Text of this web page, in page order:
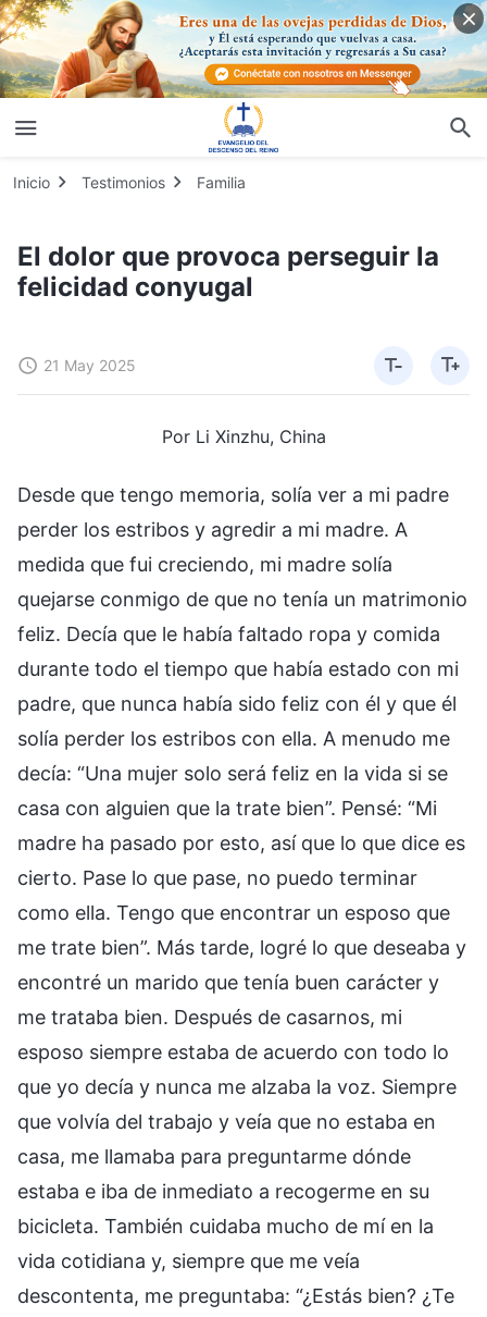
Inicio Testimonios Familia
El dolor que provoca perseguir la
felicidad conyugal
21 May 2025
Por Li Xinzhu, China
Desde que tengo memoria, solía ver a mi padre
perder los estribos y agredir a mi madre. A
medida que fui creciendo, mi madre solía
quejarse conmigo de que no tenía un matrimonio
feliz. Decía que le había faltado ropa y comida
durante todo el tiempo que había estado con mi
padre, que nunca había sido feliz con él y que él
solía perder los estribos con ella. A menudo me
decía: “Una mujer solo será feliz en la vida si se
casa con alguien que la trate bien”. Pensé: “Mi
madre ha pasado por esto, así que lo que dice es
cierto. Pase lo que pase, no puedo terminar
como ella. Tengo que encontrar un esposo que
me trate bien”. Más tarde, logré lo que deseaba y
encontré un marido que tenía buen carácter y
me trataba bien. Después de casarnos, mi
esposo siempre estaba de acuerdo con todo lo
que yo decía y nunca me alzaba la voz. Siempre
que volvía del trabajo y veía que no estaba en
casa, me llamaba para preguntarme dónde
estaba e iba de inmediato a recogerme en su
bicicleta. También cuidaba mucho de mí en la
vida cotidiana y, siempre que me veía
descontenta, me preguntaba: “¿Estás bien? ¿Te